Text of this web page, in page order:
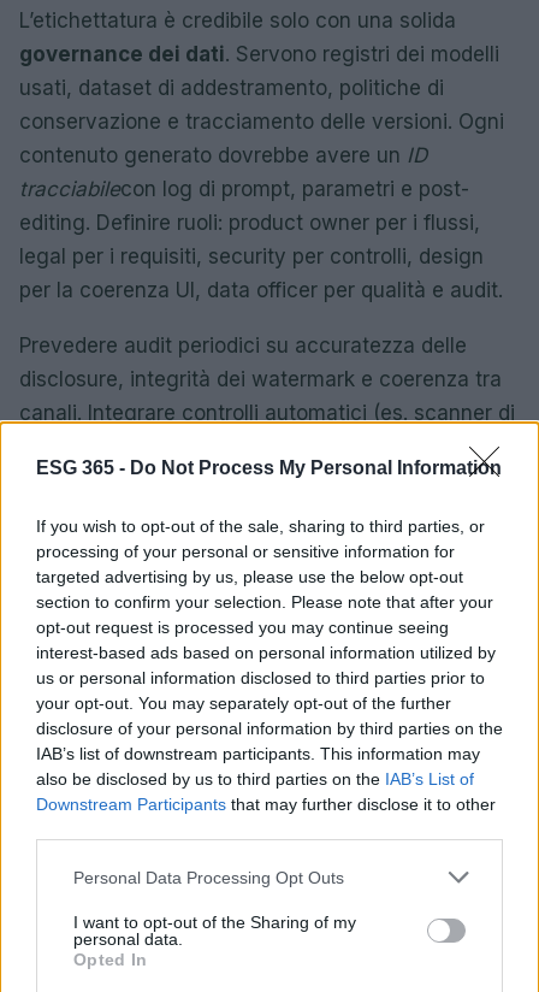
ESG 365 - Do Not Process My Personal Information
If you wish to opt-out of the sale, sharing to third parties, or
processing of your personal or sensitive information for
targeted advertising by us, please use the below opt-out
section to confirm your selection. Please note that after your
opt-out request is processed you may continue seeing
interest-based ads based on personal information utilized by
us or personal information disclosed to third parties prior to
your opt-out. You may separately opt-out of the further
disclosure of your personal information by third parties on the
IAB’s list of downstream participants. This information may
also be disclosed by us to third parties on the IAB’s List of
Downstream Participants that may further disclose it to other
Please note that this website/app uses one or more Google
not limited to your visit or usage behaviour. You may click to
grant or deny consent to Google and its third-party tags to
use your data for below specified purposes in below Google
Personal Data Processing Opt Outs
I want to opt-out of the Sharing of my
personal data.
Opted In
L’etichettatura è credibile solo con una solida
governance dei dati. Servono registri dei modelli
usati, dataset di addestramento, politiche di
conservazione e tracciamento delle versioni. Ogni
contenuto generato dovrebbe avere un ID
tracciabilecon log di prompt, parametri e post-
editing. Definire ruoli: product owner per i flussi,
legal per i requisiti, security per controlli, design
per la coerenza UI, data officer per qualità e audit.
Prevedere audit periodici su accuratezza delle
disclosure, integrità dei watermark e coerenza tra
canali. Integrare controlli automatici (es. scanner di
metadati) nelle pipeline di pubblicazione. In caso di
incidenti, attivare unaprocedura di ritirodei
contenuti e aggiornare la disclosure. Documentare
le decisioni di rischio, incluse deroghe motivate e
mitigazioni.
Checklist legale-design per team agili
Una checklist breve accelera l’allineamento tra
legale, prodotto e design. Ecco un modello
operativo da portare nelle retrospettive e neisprint
di sviluppo, con criteri di accettazione chiari e
Mappatura caso d’uso registrato con owner,
pubblico, rischio, modello, dati in/out.
Disclosuretesto approvato, livello
(base/avanzato/rafforzato), lingua e